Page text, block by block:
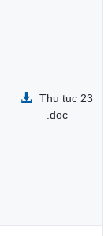
Thu tuc 23
.doc